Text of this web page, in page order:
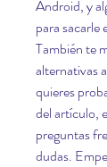
Android, y
para sacarle
También te
alternativas
quieres
del artículo,
preguntas
dudas.